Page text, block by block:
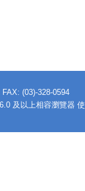
(03)-328-0594
及以上相容瀏覽器